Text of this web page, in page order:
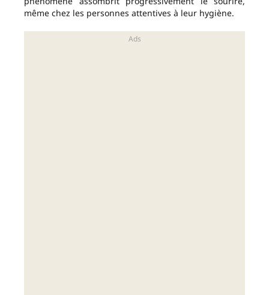
même chez les personnes attentives à leur hygiène.